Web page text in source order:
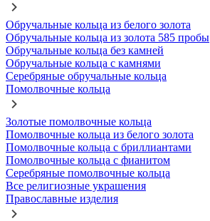
Обручальные кольца из белого золота
Обручальные кольца из золота 585 пробы
Обручальные кольца без камней
Обручальные кольца с камнями
Серебряные обручальные кольца
Помолвочные кольца
Золотые помолвочные кольца
Помолвочные кольца из белого золота
Помолвочные кольца с бриллиантами
Помолвочные кольца с фианитом
Серебряные помолвочные кольца
Все религиозные украшения
Православные изделия